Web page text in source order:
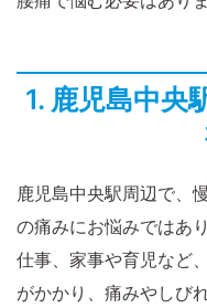
1. 鹿児島中央
鹿児島中央駅周辺で、
の痛みにお悩みではあ
仕事、家事や育児など
がかかり、痛みやしび